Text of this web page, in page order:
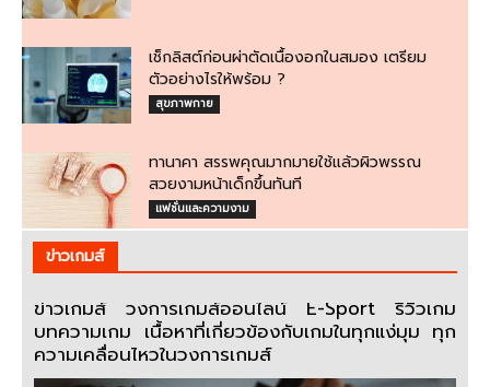
เช็กลิสต์ก่อนผ่าตัดเนื้องอกในสมอง เตรียม
ตัวอย่างไรให้พร้อม ?
สุขภาพกาย
ทานาคา สรรพคุณมากมายใช้แล้วผิวพรรณ
สวยงามหน้าเด็กขึ้นทันที
แฟชั่นและความงาม
ข่าวเกมส์
ข่าวเกมส์ วงการเกมส์ออนไลน์ E-Sport รีวิวเกม
บทความเกม เนื้อหาที่เกี่ยวข้องกับเกมในทุกแง่มุม ทุก
ความเคลื่อนไหวในวงการเกมส์